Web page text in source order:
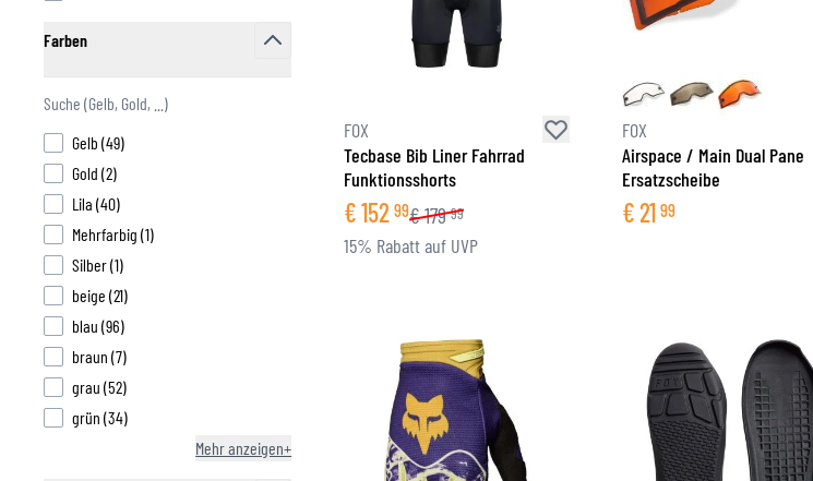
MITTELSCHICHT
KOPFBEDECKUNG & MULTIFUNKTIONSTUCH
PROTEKTOREN
OBERKÖRPERSCHUTZ
UNTERKÖRPERSCHUTZ
MOTOCROSS PROTEKTOREN
HALTEPLATTEN UND MONTAGE
Farben
Gelb (49products available
)
Gold (2products available
)
Lila (40products available
)
Mehrfarbig (1products available
)
Silber(1products available
)
beige (21products available
)
blau (96products available
)
braun (7products available
)
grau (52products available
)
grün (34products available
)
Mehr anzeigen+
FOX
Tecbase Bib Liner Fahrrad
Funktionsshorts
€152 99€179 99
15% Rabatt auf UVP
FOX
Airspace / Main Dual Pane
Ersatzscheibe
€21 99